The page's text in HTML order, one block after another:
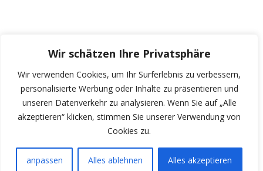
Wir schätzen Ihre Privatsphäre
Wir verwenden Cookies, um Ihr Surferlebnis zu verbessern,
personalisierte Werbung oder Inhalte zu präsentieren und
unseren Datenverkehr zu analysieren. Wenn Sie auf „Alle
akzeptieren“ klicken, stimmen Sie unserer Verwendung von
Cookies zu.
anpassen Alles ablehnen Alles akzeptieren